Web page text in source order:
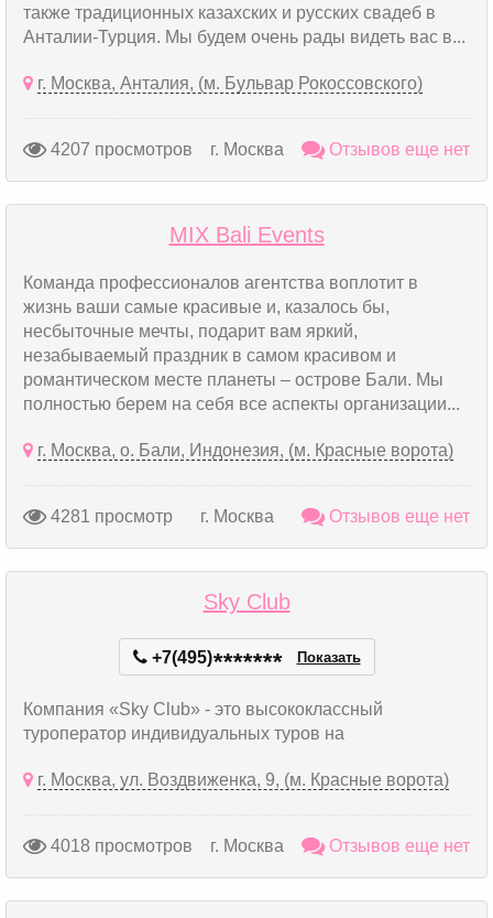
также традиционных казахских и русских свадеб в
Анталии-Турция. Мы будем очень рады видеть вас в...
г. Москва, Анталия, (м. Бульвар Рокоссовского)
4207 просмотров г. Москва Отзывов еще нет
MIX Bali Events
Команда профессионалов агентства воплотит в
жизнь ваши самые красивые и, казалось бы,
несбыточные мечты, подарит вам яркий,
незабываемый праздник в самом красивом и
романтическом месте планеты – острове Бали. Мы
полностью берем на себя все аспекты организации...
г. Москва, о. Бали, Индонезия, (м. Красные ворота)
4281 просмотр г. Москва Отзывов еще нет
Sky Club
+7(495)******* Показать
Компания «Sky Club» - это высококлассный
туроператор индивидуальных туров на
г. Москва, ул. Воздвиженка, 9, (м. Красные ворота)
4018 просмотров г. Москва Отзывов еще нет